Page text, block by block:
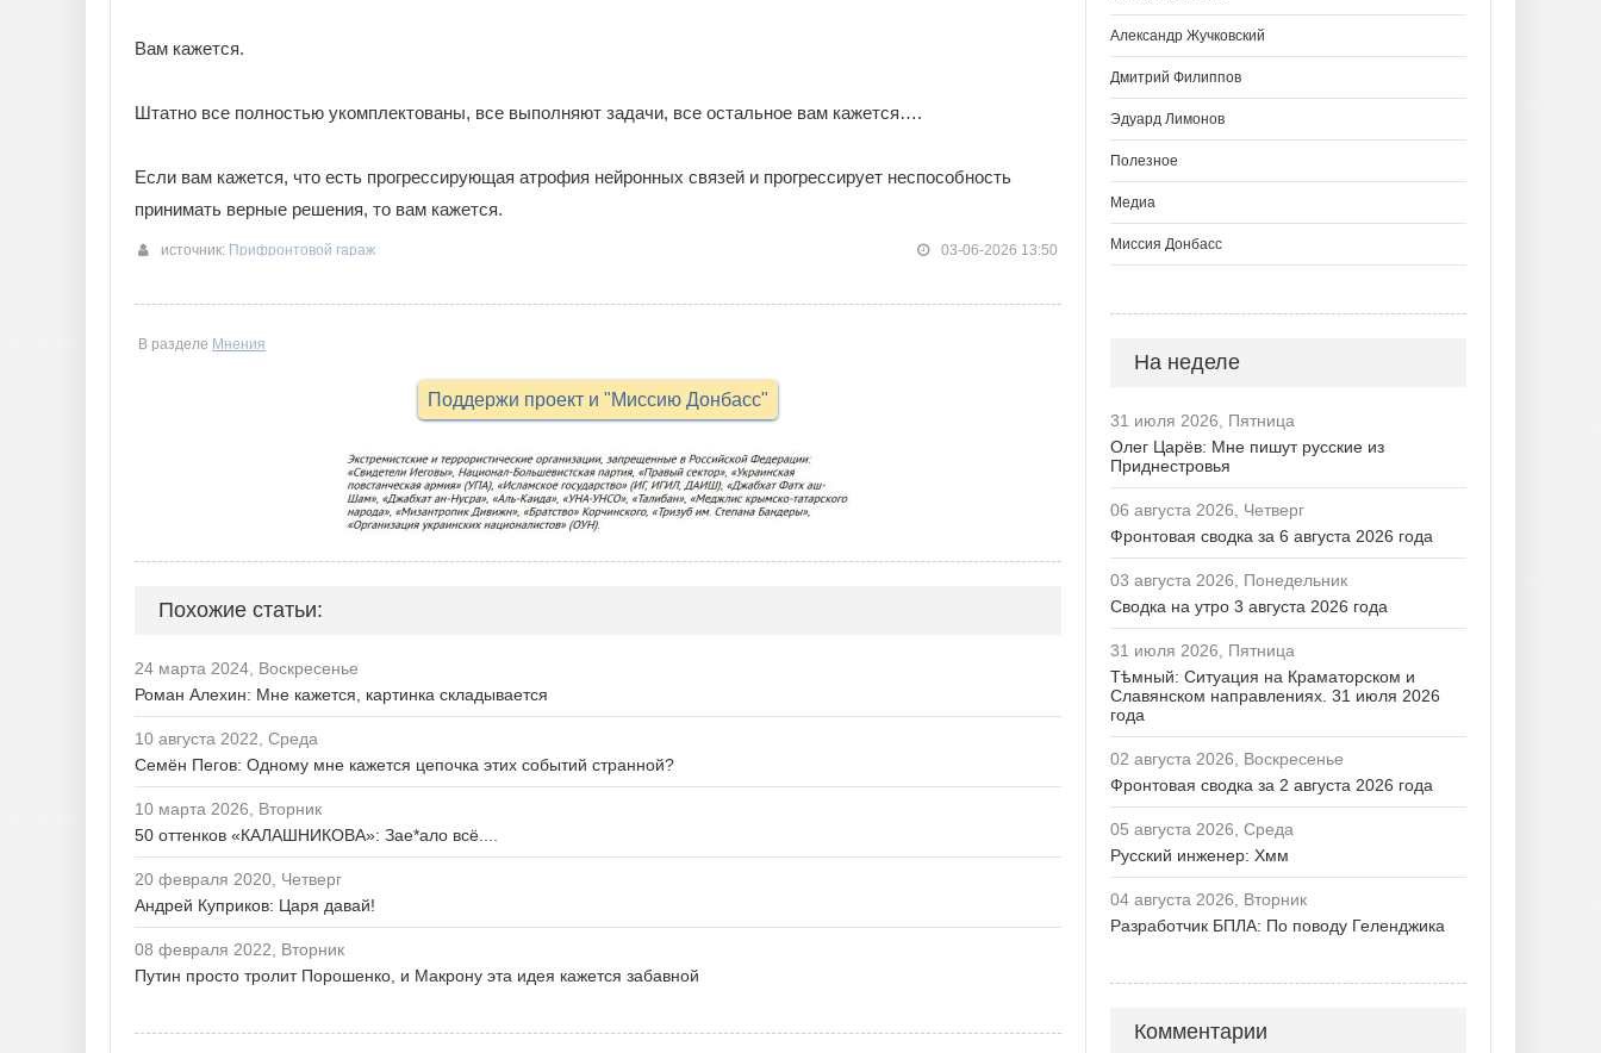
Вам кажется.
Штатно все полностью укомплектованы, все выполняют задачи, все остальное вам кажется….
Если вам кажется, что есть прогрессирующая атрофия нейронных связей и прогрессирует неспособность
принимать верные решения, то вам кажется.
источник: Прифронтовой гараж 03-06-2026 13:50
В разделе Мнения
Поддержи проект и "Миссию Донбасс"
Похожие статьи:
24 марта 2024, Воскресенье
Роман Алехин: Мне кажется, картинка складывается
10 августа 2022, Среда
Семён Пегов: Одному мне кажется цепочка этих событий странной?
10 марта 2026, Вторник
50 оттенков «КАЛАШНИКОВА»: Зае*ало всё....
20 февраля 2020, Четверг
Андрей Куприков: Царя давай!
08 февраля 2022, Вторник
Путин просто тролит Порошенко, и Макрону эта идея кажется забавной
Александр Жучковский
Дмитрий Филиппов
Эдуард Лимонов
Полезное
Медиа
Миссия Донбасс
На неделе
31 июля 2026, Пятница
Олег Царёв: Мне пишут русские из
Приднестровья
06 августа 2026, Четверг
Фронтовая сводка за 6 августа 2026 года
03 августа 2026, Понедельник
Сводка на утро 3 августа 2026 года
31 июля 2026, Пятница
Тѣмный: Ситуация на Краматорском и
Славянском направлениях. 31 июля 2026
года
02 августа 2026, Воскресенье
Фронтовая сводка за 2 августа 2026 года
05 августа 2026, Среда
Русский инженер: Хмм
04 августа 2026, Вторник
Разработчик БПЛА: По поводу Геленджика
Комментарии